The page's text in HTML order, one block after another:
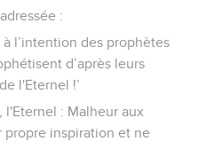
:
l’intention des prophètes
d’après leurs
l'Eternel !’
: Malheur aux
propre inspiration et ne